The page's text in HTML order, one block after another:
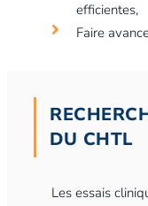
efficientes,
Faire
DU CHTL
Les essais